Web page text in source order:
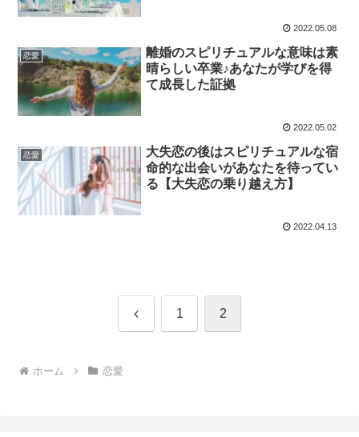
2022.05.08
恋愛
離婚のスピリチュアルな意味は素
晴らしい卒業♪あなたが学びを得
て成長した証拠
2022.05.02
恋愛
大失恋の後はスピリチュアルな宿
命的な出会いがあなたを待ってい
る【大失恋の乗り越え方】
2022.04.13
前 1 2
ホーム 恋愛